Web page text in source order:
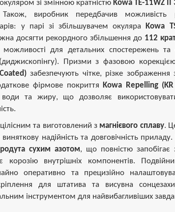
зі змінною кратністю Kowa TE-11WZ II
виробник передбачив можливість
у парі зі збільшувачем окуляраKowa
досягти рекордного збільшення до 112
для детальних спостережень
Призми з фазовою
забезпечують чітке, різке зображення
фірмове покриттяKowa Repelling
води та жиру, що дозволяє
та виготовлений з магнієвого сплаву.
надійність та довговічність приладу.
сухим азотом, що повністю запобігає
внутрішніх компонентів.
оперативно та прецизійно
для штатива та висувна
інструментом для найвибагливіших